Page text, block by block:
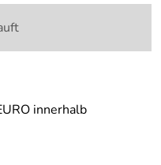
innerhalb